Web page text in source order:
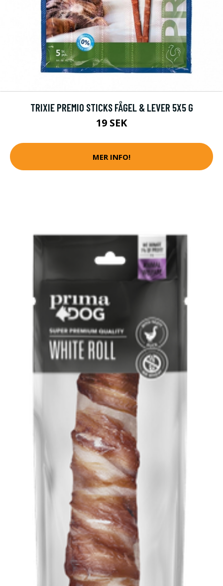
TRIXIE PREMIO STICKS FÅGEL & LEVER 5X5 G
19 SEK
MER INFO!